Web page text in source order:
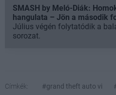
SMASH by Meló-Diák:
hangulata – Jön a második
Július végén folytatódik a
sorozat.
Címkék: #grand theft auto vi